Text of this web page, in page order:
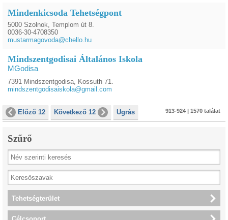
Mindenkicsoda Tehetségpont
5000 Szolnok, Templom út 8.
0036-30-4708350
mustarmagovoda@chello.hu
Mindszentgodisai Általános Iskola
MGodisa
7391 Mindszentgodisa, Kossuth 71.
mindszentgodisaiskola@gmail.com
Előző 12 Következő 12 Ugrás 913-924 | 1570 találat
Szűrő
Tehetségterület